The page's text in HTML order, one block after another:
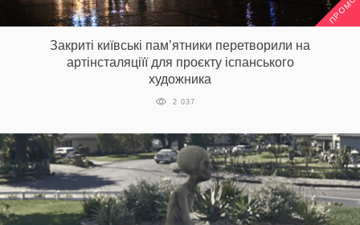
EN
RU
ПРОМО
Закриті київські пам’ятники перетворили на
артінсталяціїї для проєкту іспанського
художника
2 037